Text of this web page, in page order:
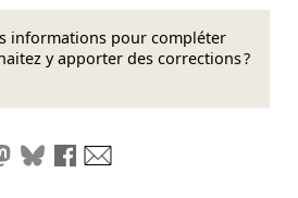
informations pour compléter
y apporter des corrections ?
le liensur LinkedIn
Partager sur Mastodon
Partager sur Bluesky
Partager sur Facebook